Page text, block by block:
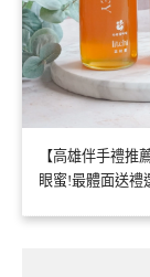
【高雄伴手禮推
眼蜜!最體面送禮